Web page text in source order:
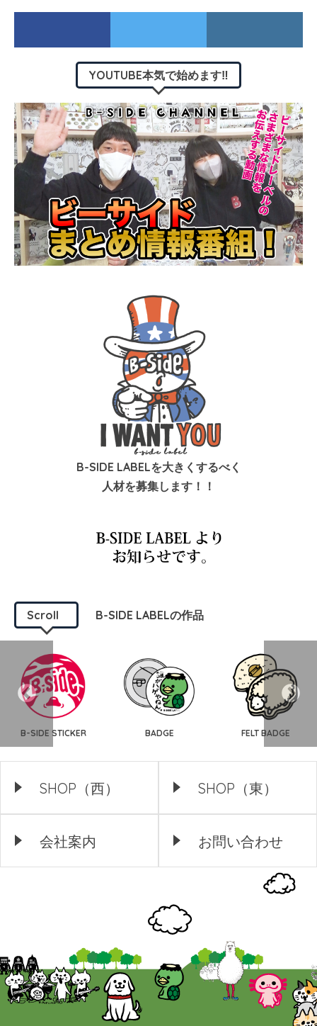
YOUTUBE本気で始めます‼︎
B-SIDE LABELを大きくするべく
人材を募集します！！
Scroll B-SIDE LABELの作品
B-SIDE STICKER BADGE FELT BADGE
SHOP（西） SHOP（東）
会社案内 お問い合わせ